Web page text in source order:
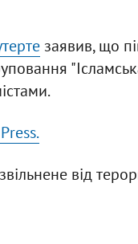
заявив, що
від